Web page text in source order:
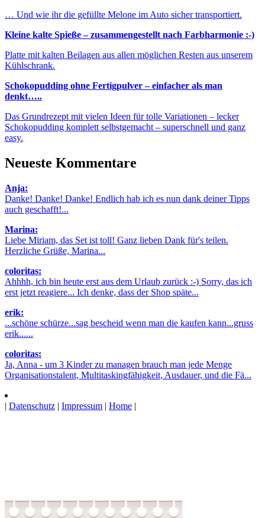
… Und wie ihr die gefüllte Melone im Auto sicher transportiert.
Kleine kalte Spieße – zusammengestellt nach Farbharmonie :-)
Platte mit kalten Beilagen aus allen möglichen Resten aus unserem
Kühlschrank.
Schokopudding ohne Fertigpulver – einfacher als man
denkt…..
Das Grundrezept mit vielen Ideen für tolle Variationen – lecker
Schokopudding komplett selbstgemacht – superschnell und ganz
easy.
Neueste Kommentare
Anja:
Danke! Danke! Danke! Endlich hab ich es nun dank deiner Tipps
auch geschafft!...
Marina:
Liebe Miriam, das Set ist toll! Ganz lieben Dank für's teilen.
Herzliche Grüße, Marina...
coloritas:
Ahhhh, ich bin heute erst aus dem Urlaub zurück :-) Sorry, das ich
erst jetzt reagiere... Ich denke, dass der Shop späte...
erik:
...schöne schürze...sag bescheid wenn man die kaufen kann...gruss
erik......
coloritas:
Ja, Anna - um 3 Kinder zu managen brauch man jede Menge
Organisationstalent, Multitaskingfähigkeit, Ausdauer, und die Fä...
| Datenschutz | Impressum | Home |